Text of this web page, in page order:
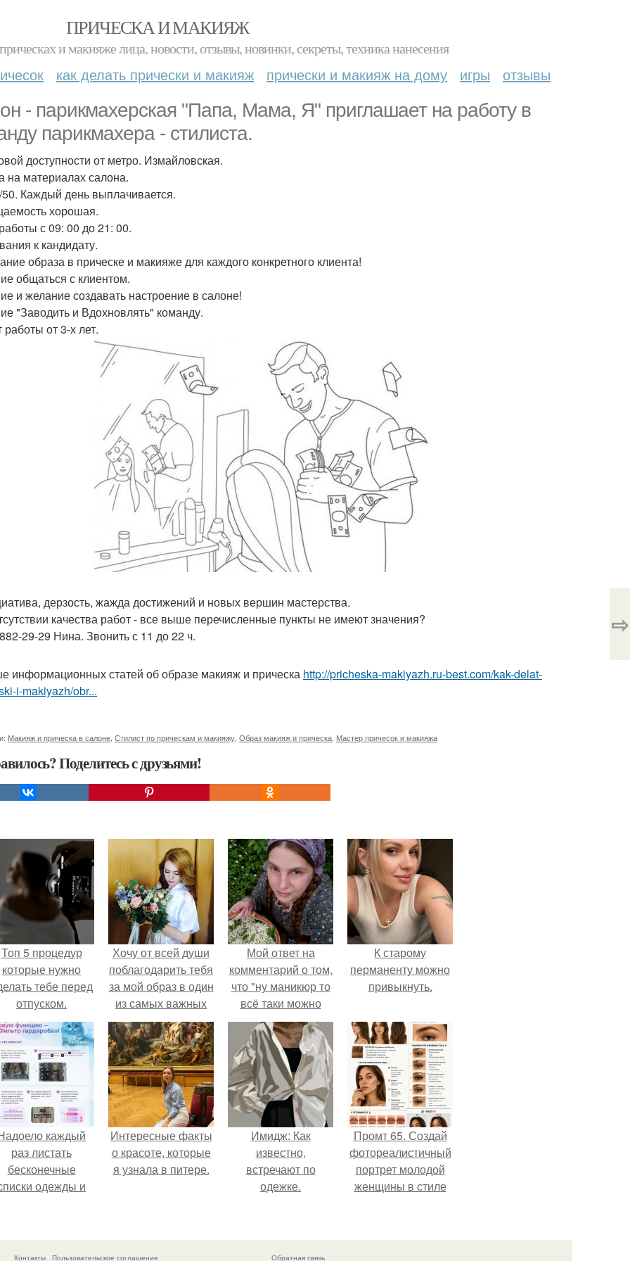
ПРИЧЕСКА И МАКИЯЖ
и макияже лица, новости, отзывы, новинки, секреты, техника нанесения
как делать прически и макияж прически и макияж на дому игры отзывы
- парикмахерская "Папа, Мама, Я" приглашает на работу в
парикмахера - стилиста.
доступности от метро. Измайловская.
на материалах салона.
Каждый день выплачивается.
хорошая.
с 09: 00 до 21: 00.
к кандидату.
образа в прическе и макияже для каждого конкретного клиента!
общаться с клиентом.
и желание создавать настроение в салоне!
"Заводить и Вдохновлять" команду.
от 3-х лет.
дерзость, жажда достижений и новых вершин мастерства.
качества работ - все выше перечисленные пункты не имеют значения?
29-29 Нина. Звонить с 11 до 22 ч.
информационных статей об образе макияж и прическа http://pricheska-makiyazh.ru-best.com/kak-delat-
i-makiyazh/obr...
Макияж и прическа в салоне Стилист по прическам и макияжу Образ макияж и прическа Мастер причесок и макияжа
Поделитесь с друзьями!
⇨
Топ 5 процедур
которые нужно
тебе перед
отпуском.
Хочу от всей души
поблагодарить тебя
за мой образ в один
из самых важных
дней в жизни!
Мой ответ на
комментарий о том,
что "ну маникюр то
всё таки можно
было бы сделать.
К старому
перманенту можно
привыкнуть.
каждый
раз листать
бесконечные
одежды и
кусочкам?
Интересные факты
о красоте, которые
я узнала в питере.
Имидж: Как
известно,
встречают по
одежке.
Промт 65. Создай
фотореалистичный
портрет молодой
женщины в стиле
Контакты Пользовательское соглашение Обратная связь